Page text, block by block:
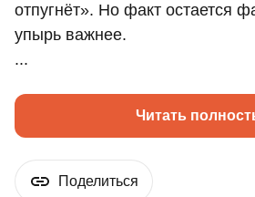
отпугнёт». Но факт остается
упырь важнее.
...
Читать
Поделиться